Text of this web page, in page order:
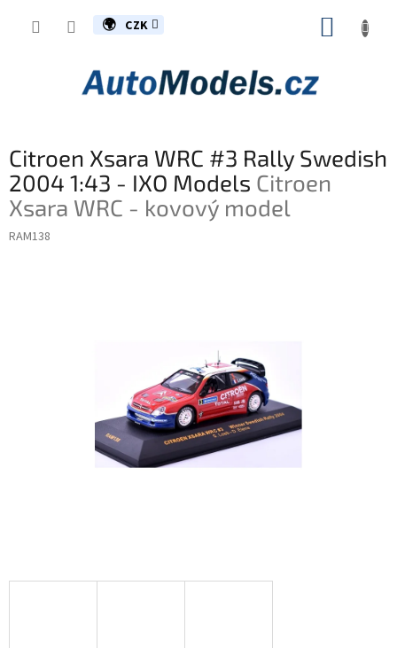
CZK
Citroen Xsara WRC #3 Rally Swedish
2004 1:43 - IXO Models Citroen
Xsara WRC - kovový model
RAM138